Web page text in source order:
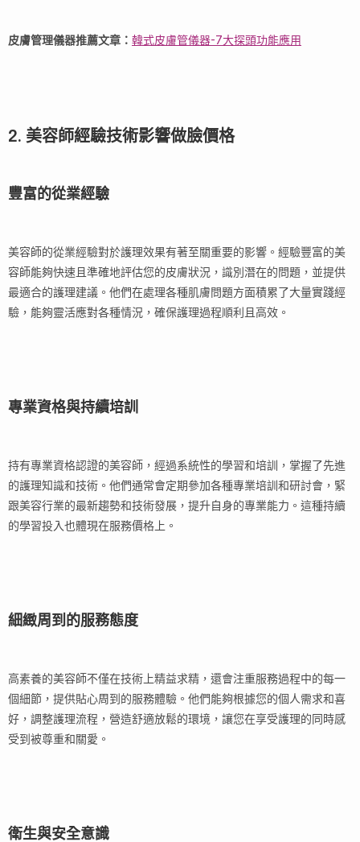
皮膚管理儀器推薦文章： 韓式皮膚管儀器-7大探頭功能應用
2. 美容師經驗技術影響做臉價格
豐富的從業經驗
美容師的從業經驗對於護理效果有著至關重要的影響。經驗豐富的美
容師能夠快速且準確地評估您的皮膚狀況，識別潛在的問題，並提供
最適合的護理建議。他們在處理各種肌膚問題方面積累了大量實踐經
驗，能夠靈活應對各種情況，確保護理過程順利且高效。
專業資格與持續培訓
持有專業資格認證的美容師，經過系統性的學習和培訓，掌握了先進
的護理知識和技術。他們通常會定期參加各種專業培訓和研討會，緊
跟美容行業的最新趨勢和技術發展，提升自身的專業能力。這種持續
的學習投入也體現在服務價格上。
細緻周到的服務態度
高素養的美容師不僅在技術上精益求精，還會注重服務過程中的每一
個細節，提供貼心周到的服務體驗。他們能夠根據您的個人需求和喜
好，調整護理流程，營造舒適放鬆的環境，讓您在享受護理的同時感
受到被尊重和關愛。
衛生與安全意識